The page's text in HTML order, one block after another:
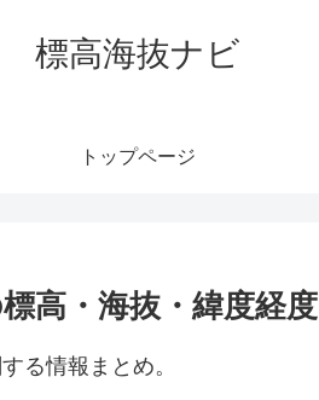
標高海抜ナビ
トップページ
高・海抜・緯度経度
る情報まとめ。